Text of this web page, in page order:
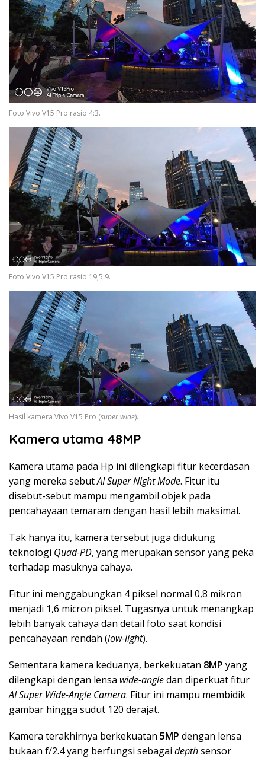
Foto Vivo V15 Pro rasio 4:3.
Foto Vivo V15 Pro rasio 19,5:9.
Hasil kamera Vivo V15 Pro (super wide).
Kamera utama 48MP
Kamera utama pada Hp ini dilengkapi fitur kecerdasan
yang mereka sebutAI Super Night Mode. Fitur itu
disebut-sebut mampu mengambil objek pada
pencahayaan temaram dengan hasil lebih maksimal.
Tak hanya itu, kamera tersebut juga didukung
teknologi Quad-PD, yang merupakan sensor yang peka
terhadap masuknya cahaya.
Fitur ini menggabungkan 4 piksel normal 0,8 mikron
menjadi 1,6 micron piksel. Tugasnya untuk menangkap
lebih banyak cahaya dan detail foto saat kondisi
pencahayaan rendah (low-light).
Sementara kamera keduanya, berkekuatan 8MP yang
dilengkapi dengan lensa wide-angledan diperkuat fitur
AI Super Wide-Angle Camera. Fitur ini mampu membidik
gambar hingga sudut 120 derajat.
Kamera terakhirnya berkekuatan 5MP dengan lensa
bukaan f/2.4 yang berfungsi sebagai depthsensor